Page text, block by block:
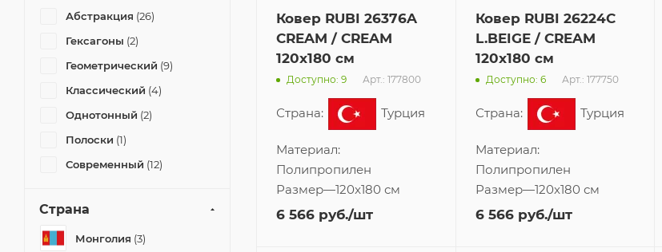
Ковер RUBI 26376A
CREAM / CREAM
120x180 см
Доступно: 9 Арт.: 177800
Страна: Турция
Материал:
Полипропилен
Размер—120x180 см
6 566 руб./шт
Ковер RUBI 26224C
L.BEIGE / CREAM
120x180 см
Доступно: 6 Арт.: 177750
Страна: Турция
Материал:
Полипропилен
Размер—120x180 см
6 566руб./шт
Абстракция (26)
Гексагоны (2)
Геометрический (9)
Классический (4)
Однотонный (2)
Полоски (1)
Современный (12)
Страна
Монголия (3)